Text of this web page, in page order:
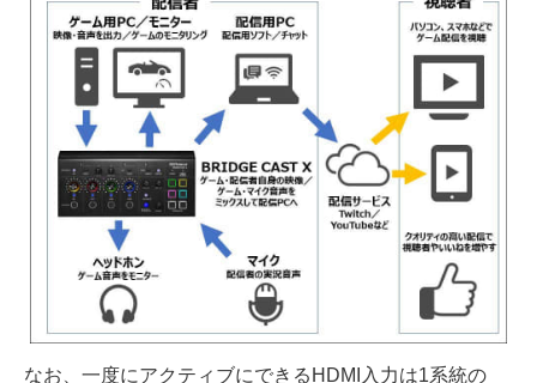
なお、一度にアクティブにできるHDMI入力は1系統の